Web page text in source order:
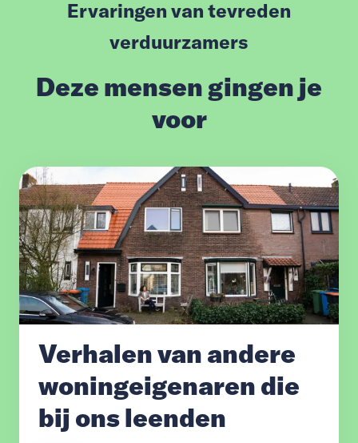
Ervaringen van tevreden
verduurzamers
Deze mensen gingen je
voor
Verhalen van andere
woningeigenaren die
bij ons leenden